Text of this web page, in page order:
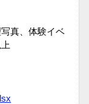
真、体験イベ